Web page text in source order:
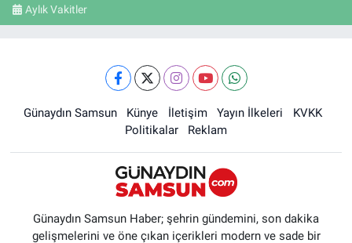
Aylık Vakitler
Günaydın Samsun Künye İletişim Yayın İlkeleri
KVKK
Politikalar
Reklam
Günaydın Samsun Haber; şehrin gündemini, son dakika
gelişmelerini ve öne çıkan içerikleri modern ve sade bir